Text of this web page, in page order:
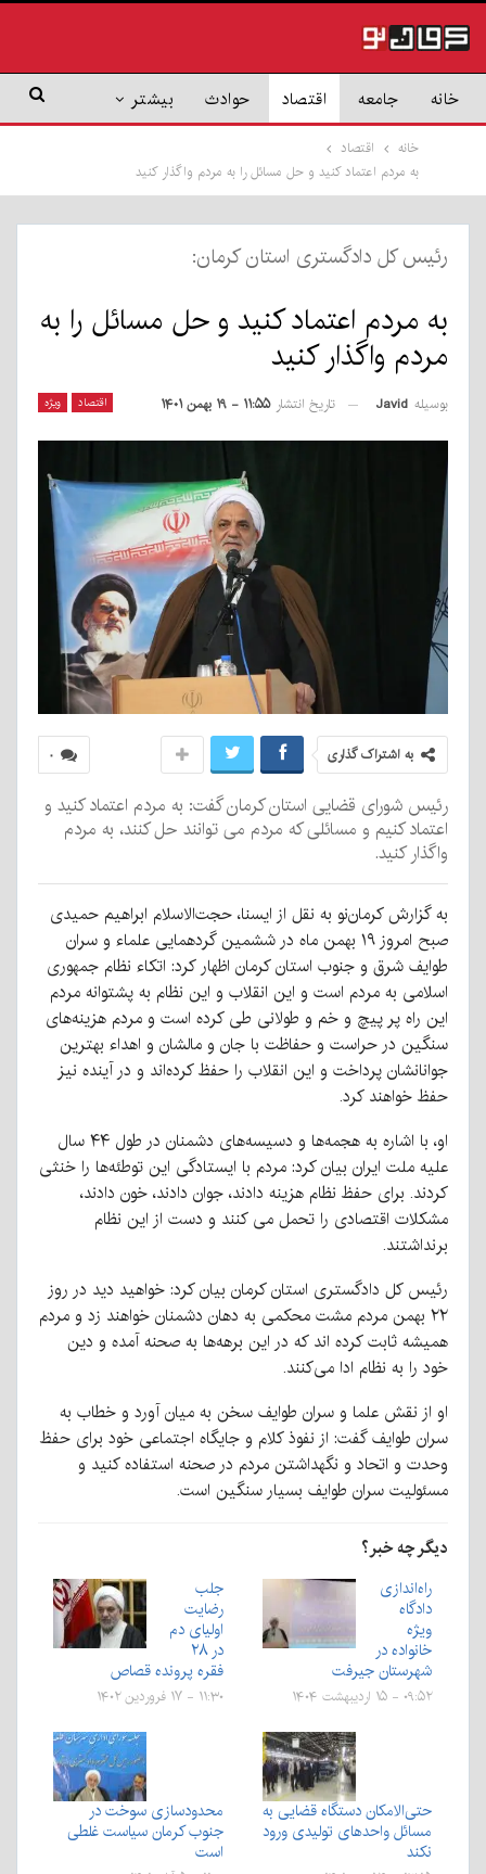
خانه جامعه اقتصاد حوادث بیشتر
خانه
اقتصاد
به مردم اعتماد کنید و حل مسائل را به مردم واگذار کنید
رئیس کل دادگستری استان کرمان:
به مردم اعتماد کنید و حل مسائل را به
مردم واگذار کنید
اقتصاد ویژه بوسیله Javid تاریخ انتشار ۱۱:۵۵ - ۱۹ بهمن ۱۴۰۱
۰ به اشتراک گذاری
رئیس شورای قضایی استان کرمان گفت: به مردم اعتماد کنید و
اعتماد کنیم و مسائلی که مردم می توانند حل کنند، به مردم
واگذار کنید.
به گزارش کرمان‌نو به نقل از ایسنا، حجت‌الاسلام ابراهیم حمیدی
صبح امروز ۱۹ بهمن ماه در ششمین گردهمایی علماء و سران
طوایف شرق و جنوب استان کرمان اظهار کرد: اتکاء نظام جمهوری
اسلامی به مردم است و این انقلاب و این نظام به پشتوانه مردم
این راه پر پیچ و خم و طولانی طی کرده است و مردم هزینه‌های
سنگین در حراست و حفاظت با جان و مالشان و اهداء بهترین
جوانانشان پرداخت و این انقلاب را حفظ کرده‌اند و در آینده نیز
حفظ خواهند کرد.
او، با اشاره به هجمه‌ها و دسیسه‌های دشمنان در طول ۴۴ سال
علیه ملت ایران بیان کرد: مردم با ایستادگی این توطئه‌ها را خنثی
کردند. برای حفظ نظام هزینه دادند، جوان دادند، خون دادند،
مشکلات اقتصادی را تحمل می کنند و دست از این نظام
برنداشتند.
رئیس کل دادگستری استان کرمان بیان کرد: خواهید دید در روز
۲۲ بهمن مردم مشت محکمی به دهان دشمنان خواهند زد و مردم
همیشه ثابت کرده اند که در این برهه‌ها به صحنه آمده و دین
خود را به نظام ادا می‌کنند.
او از نقش علما و سران طوایف سخن به میان آورد و خطاب به
سران طوایف گفت: از نفوذ کلام و جایگاه اجتماعی خود برای حفظ
وحدت و اتحاد و نگهداشتن مردم در صحنه استفاده کنید و
مسئولیت سران طوایف بسیار سنگین است.
دیگر چه خبر؟
راه‌اندازی
دادگاه
ویژه
خانواده در
شهرستان جیرفت
۰۹:۵۲ - ۱۵ اردیبهشت ۱۴۰۴
جلب
رضایت
اولیای دم
در ۲۸
فقره پرونده قصاص
۱۱:۳۰ - ۱۷ فروردین ۱۴۰۲
حتی‌الامکان دستگاه قضایی به
مسائل واحدهای تولیدی ورود
نکند
محدودسازی سوخت در
جنوب کرمان سیاست غلطی
است